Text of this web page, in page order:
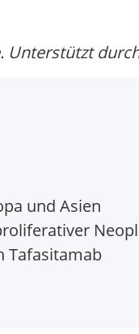
Unterstützt
und Asien
Tafasitamab